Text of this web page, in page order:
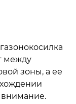
между
зоны, а ее
внимание.